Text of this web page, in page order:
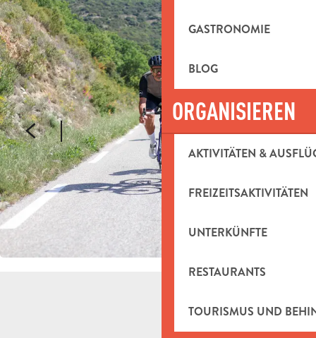
GASTRONOMIE
BLOG
ORGANISIEREN
AKTIVITÄTEN &
FREIZEITSAKTIVITÄTEN
UNTERKÜNFTE
RESTAURANTS
TOURISMUS UND